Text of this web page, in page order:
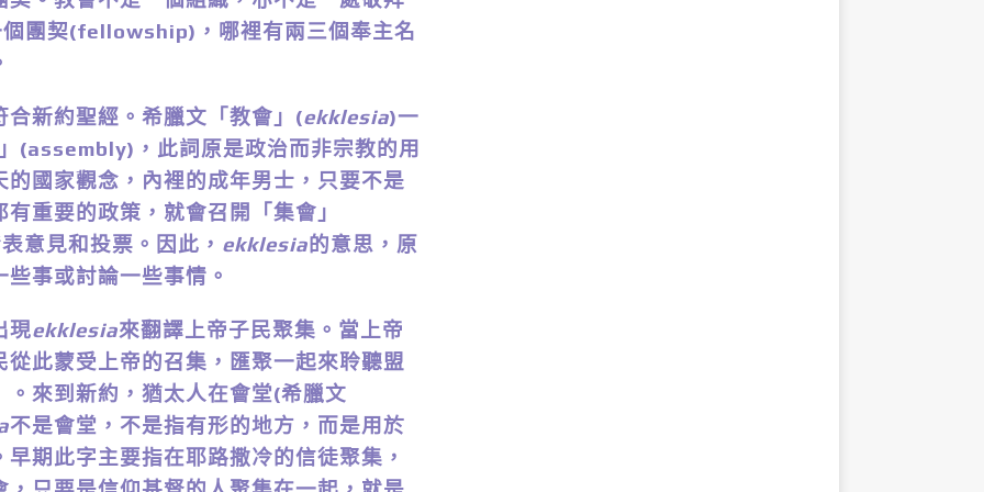
團契(fellowship)，哪裡有兩三個奉主名
新約聖經。希臘文「教會」(ekklesia)一
(assembly)，此詞原是政治而非宗教的用
國家觀念，內裡的成年男士，只要不是
重要的政策，就會召開「集會」
意見和投票。因此， ekklesia的意思，原
事或討論一些事情。
現ekklesia來翻譯上帝子民聚集。當上帝
此蒙受上帝的召集，匯聚一起來聆聽盟
來到新約，猶太人在會堂(希臘文
不是會堂，不是指有形的地方，而是用於
期此字主要指在耶路撒冷的信徒聚集，